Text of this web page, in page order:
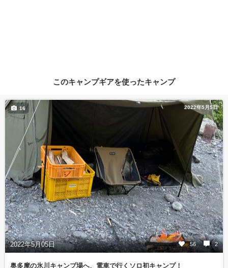
このキャンプギアを使ったキャンプ
2022年5月5日
2022年5月05日 56 2
16
奥多摩の氷川キャンプ場へ、電車で行くソロ初キャンプ！